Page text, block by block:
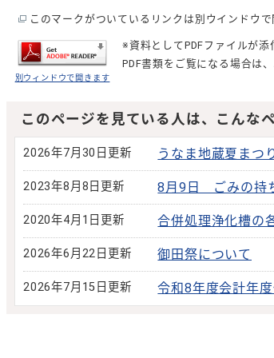
このマークがついているリンクは別ウインドウで
別ウィンドウで開きます
※資料としてPDFファイルが
PDF書類をご覧になる場合は、
このページを見ている人は、こんな
2026年7月30日更新 うなま地蔵夏まつ
2023年8月8日更新 8月9日 ごみの持
2020年4月1日更新 合併処理浄化槽の
2026年6月22日更新 御田祭について
2026年7月15日更新 令和8年度会計年